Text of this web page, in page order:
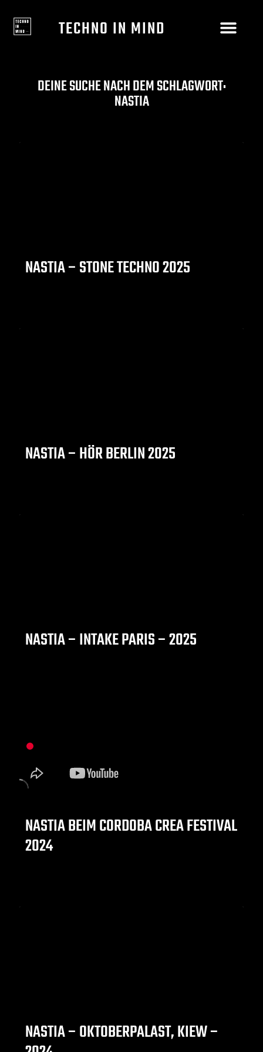
TECHNO IN MIND
DEINE SUCHE NACH DEM SCHLAGWORT:
NASTIA
NASTIA – STONE TECHNO 2025
NASTIA – HÖR BERLIN 2025
NASTIA – INTAKE PARIS – 2025
NASTIA BEIM CORDOBA CREA FESTIVAL
2024
NASTIA – OKTOBERPALAST, KIEW –